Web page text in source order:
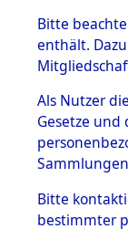
BESTÄNDE
1.
mente
5.
5.3
5.3.1
zu
Bitte
enthält.
Als Nutzer
Gesetze
Bitte
bestimmter